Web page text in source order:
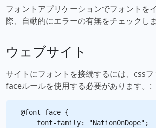
フォントアプリケーションでフォントを
際、自動的にエラーの有無をチェックしま
ウェブサイト
サイトにフォントを接続するには、css
faceルールを使用する必要があります。:
@font-face {
    font-family: "NationOnDope";